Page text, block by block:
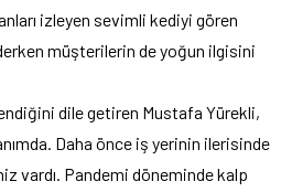
izleyen sevimli kediyi gören
müşterilerin de yoğun ilgisini
dile getiren Mustafa Yürekli,
Daha önce iş yerinin ilerisinde
vardı. Pandemi döneminde kalp